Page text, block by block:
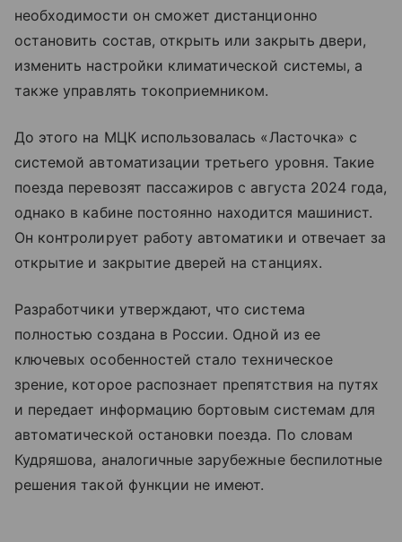
необходимости он сможет дистанционно
остановить состав, открыть или закрыть двери,
изменить настройки климатической системы, а
также управлять токоприемником.
До этого на МЦК использовалась «Ласточка» с
системой автоматизации третьего уровня. Такие
поезда перевозят пассажиров с августа 2024 года,
однако в кабине постоянно находится машинист.
Он контролирует работу автоматики и отвечает за
открытие и закрытие дверей на станциях.
Разработчики утверждают, что система
полностью создана в России. Одной из ее
ключевых особенностей стало техническое
зрение, которое распознает препятствия на путях
и передает информацию бортовым системам для
автоматической остановки поезда. По словам
Кудряшова, аналогичные зарубежные беспилотные
решения такой функции не имеют.